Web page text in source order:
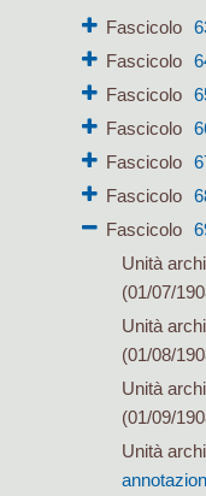
Fascicolo
Fascicolo
Fascicolo
Fascicolo
Fascicolo
Fascicolo
Fascicolo
Unità
(01/07/
Unità
(01/08/
Unità
(01/09/
Unità